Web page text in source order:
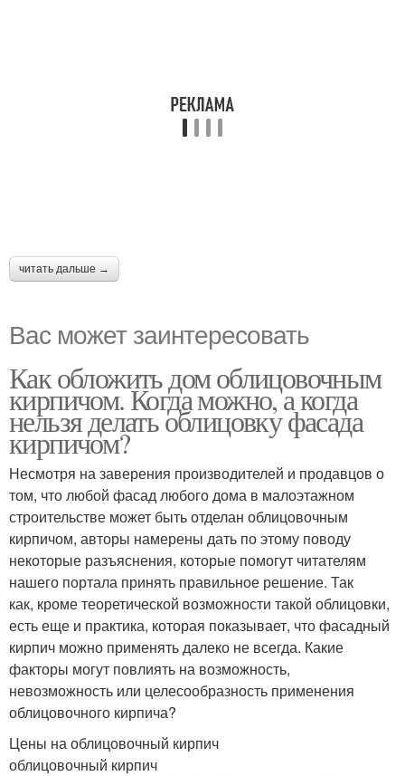
читать дальше →
Вас может заинтересовать
Как обложить дом облицовочным
кирпичом. Когда можно, а когда
нельзя делать облицовку фасада
кирпичом?
Несмотря на заверения производителей и продавцов о
том, что любой фасад любого дома в малоэтажном
строительстве может быть отделан облицовочным
кирпичом, авторы намерены дать по этому поводу
некоторые разъяснения, которые помогут читателям
нашего портала принять правильное решение. Так
как, кроме теоретической возможности такой облицовки,
есть еще и практика, которая показывает, что фасадный
кирпич можно применять далеко не всегда. Какие
факторы могут повлиять на возможность,
невозможность или целесообразность применения
облицовочного кирпича?
Цены на облицовочный кирпич
облицовочный кирпич